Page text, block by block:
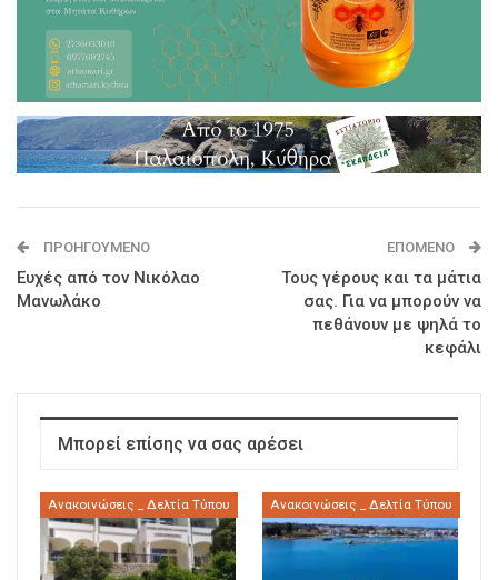
ΠΡΟΗΓΟΎΜΕΝΟ
Ευχές από τον Νικόλαο
Μανωλάκο
ΕΠΌΜΕΝΟ
Τους γέρους και τα μάτια
σας. Για να μπορούν να
πεθάνουν με ψηλά το
κεφάλι
Μπορεί επίσης να σας αρέσει
Ανακοινώσεις _ Δελτία Τύπου Ανακοινώσεις _ Δελτία Τύπου